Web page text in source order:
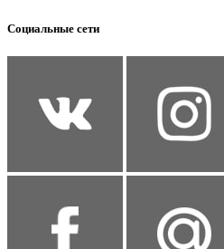
Социальные сети